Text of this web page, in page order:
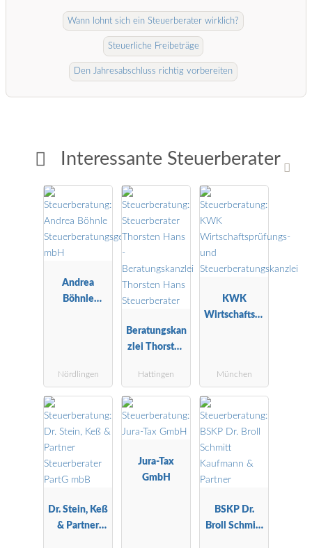
Interessante Steuerberater
Andrea
Böhnle
Nördlingen
Beratungskan
zlei Thorsten
Steuerberater
Hattingen
KWK
Wirtschaftspr
München
Dr. Stein, Keß
& Partner
Jura-Tax
GmbH
BSKP Dr.
Broll Schmitt
Wann lohnt sich ein Steuerberater wirklich?
Steuerliche Freibeträge
Den Jahresabschluss richtig vorbereiten